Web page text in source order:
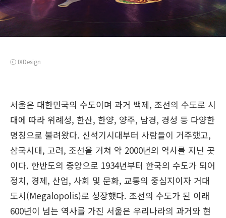
ⓒ IXDesign
서울은 대한민국의 수도이며 과거 백제, 조선의 수도로 시
대에 따라 위례성, 한산, 한양, 양주, 남경, 경성 등 다양한
명칭으로 불려왔다. 신석기시대부터 사람들이 거주했고,
삼국시대, 고려, 조선을 거쳐 약 2000년의 역사를 지닌 곳
이다. 한반도의 중앙으로 1934년부터 한국의 수도가 되어
정치, 경제, 산업, 사회 및 문화, 교통의 중심지이자 거대
도시(Megalopolis)로 성장했다. 조선의 수도가 된 이래
600년이 넘는 역사를 가진 서울은 우리나라의 과거와 현